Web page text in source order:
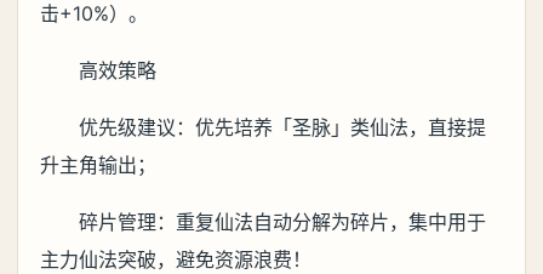
击+10%）。
高效策略
优先级建议：优先培养「圣脉」类仙法，直接提
升主角输出；
碎片管理：重复仙法自动分解为碎片，集中用于
主力仙法突破，避免资源浪费！